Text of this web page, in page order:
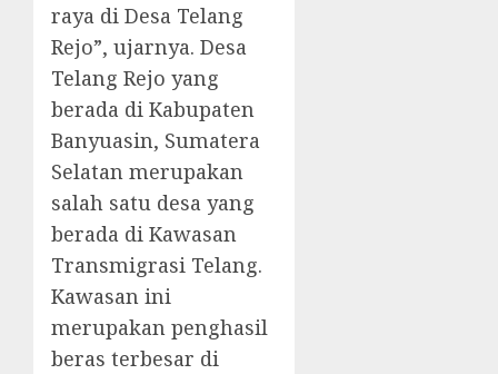
raya di Desa Telang
Rejo”, ujarnya. Desa
Telang Rejo yang
berada di Kabupaten
Banyuasin, Sumatera
Selatan merupakan
salah satu desa yang
berada di Kawasan
Transmigrasi Telang.
Kawasan ini
merupakan penghasil
beras terbesar di